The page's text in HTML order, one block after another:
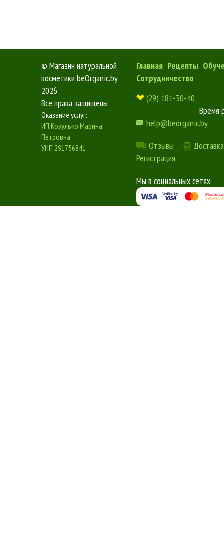
© Магазин натуральной
косметики beOrganic.by
2026
Все права защищены
Оказание услуг:
ИП Козулько Марина
Петровна
УНП 291756841
Главная Рецепты
Сотрудничество
(29) 181-30-40
Время
help@beorganic.by
Отзывы
Регистрация
Мы в социальных сетях